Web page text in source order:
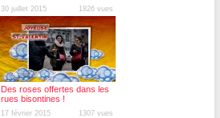
30 juillet 2015 1826 vues
Des roses offertes dans les
rues bisontines !
17 février 2015 1307 vues